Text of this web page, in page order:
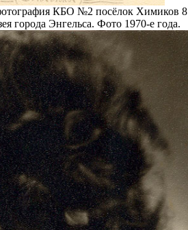
КБО №2 посёлок Химиков 8
города Энгельса. Фото 1970-е года.